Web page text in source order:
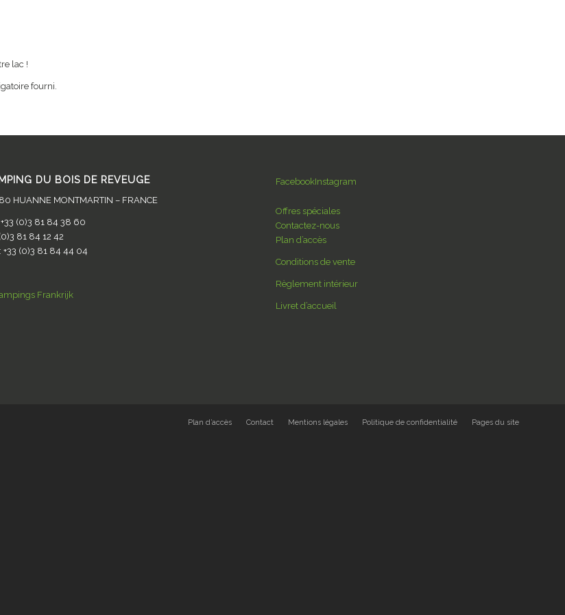
lac !
fourni.
DU BOIS DE REVEUGE
HUANNE MONTMARTIN – FRANCE
+33 (0)3 81 84 38 60
81 84 12 42
+33 (0)3 81 84 44 04
FacebookInstagram
Offres spéciales
Contactez-nous
Plan d’accès
Conditions de vente
Règlement intérieur
Livret d’accueil
Plan d’accès Contact Mentions légales Politique de confidentialité Pages du site